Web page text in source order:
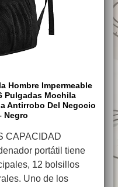
Hombre Impermeable
Pulgadas Mochila
Antirrobo Del Negocio
Negro
CAPACIDAD
portátil tiene
12 bolsillos
Uno de los